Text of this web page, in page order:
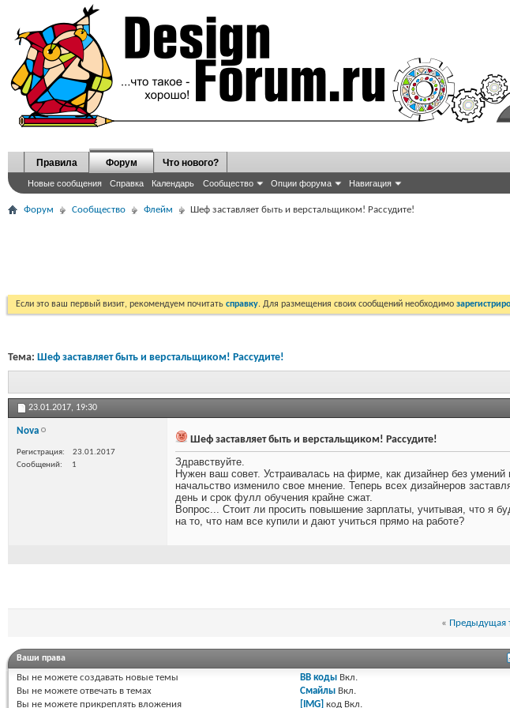
Правила Форум
Новые сообщения Справка Календарь Сообщество Опции форума Навигация
Что нового?
Форум Сообщество Флейм Шеф заставляет быть и верстальщиком! Рассудите!
Если это ваш первый визит, рекомендуем почитать справку. Для размещения своих сообщений необходимо
Тема: Шеф заставляет быть и верстальщиком! Рассудите!
23.01.2017, 19:30
Nova
Регистрация
23.01.2017
Сообщений
1
Шеф заставляет быть и верстальщиком! Рассудите!
Здравствуйте.
Нужен ваш совет. Устраивалась на фирме, как дизайнер без
начальство изменило свое мнение. Теперь всех дизайнеров
день и срок фулл обучения крайне сжат.
Вопрос... Стоит ли просить повышение зарплаты, учитывая, что я
на то, что нам все купили и дают учиться прямо на работе?
« Предыдущая
Ваши права
Вы не можете создавать новые темы
Вы не можете отвечать в темах
Вы не можете прикреплять вложения
BB коды Вкл.
Смайлы Вкл.
[IMG] код Вкл.